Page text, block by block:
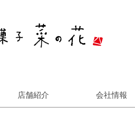
店舗紹介 会社情報